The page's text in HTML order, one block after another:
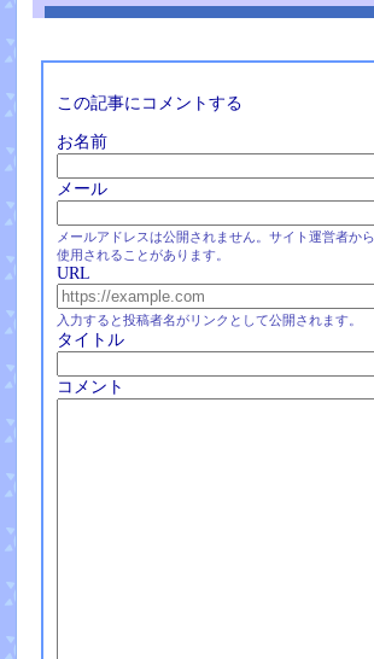
この記事にコメントする
お名前
メール
メールアドレスは公開されません。サイト運営者か
使用されることがあります。
URL
入力すると投稿者名がリンクとして公開されます。
タイトル
コメント